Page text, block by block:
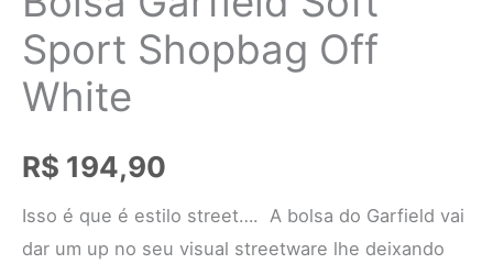
Sport Shopbag Off
White
R$ 194,90
Isso é que é estilo street…. A bolsa do Garfield vai
dar um up no seu visual streetware lhe deixando